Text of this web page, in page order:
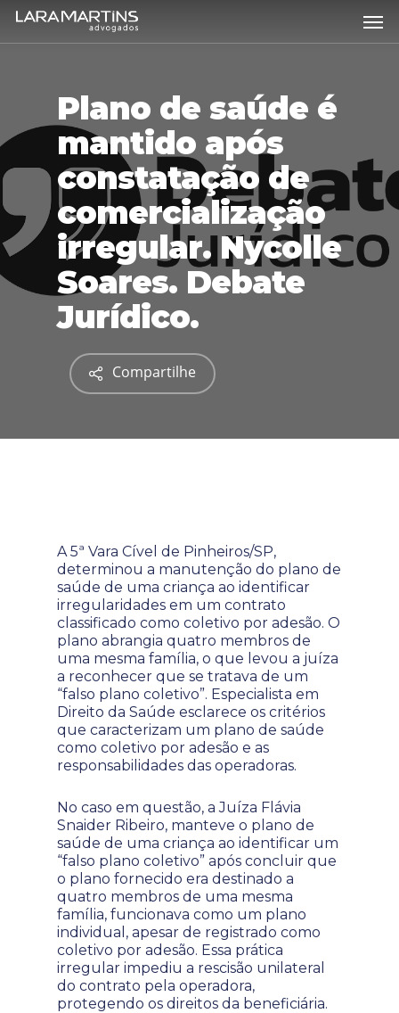
Skip
main
Plano de saúde é
mantido após
constatação de
comercialização
irregular. Nycolle
Soares. Debate
Jurídico.
Compartilhe
A 5ª Vara Cível de Pinheiros/SP,
determinou a manutenção do plano de
saúde de uma criança ao identificar
irregularidades em um contrato
classificado como coletivo por adesão. O
plano abrangia quatro membros de
uma mesma família, o que levou a juíza
a reconhecer que se tratava de um
“falso plano coletivo”. Especialista em
Direito da Saúde esclarece os critérios
que caracterizam um plano de saúde
como coletivo por adesão e as
responsabilidades das operadoras.
No caso em questão, a Juíza Flávia
Snaider Ribeiro, manteve o plano de
saúde de uma criança ao identificar um
“falso plano coletivo” após concluir que
o plano fornecido era destinado a
quatro membros de uma mesma
família, funcionava como um plano
individual, apesar de registrado como
coletivo por adesão. Essa prática
irregular impediu a rescisão unilateral
do contrato pela operadora,
protegendo os direitos da beneficiária.